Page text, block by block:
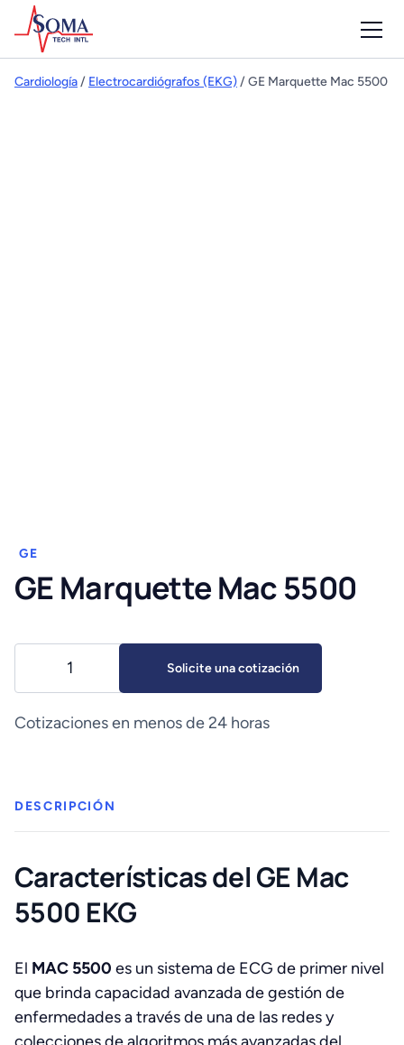
Cardiología/ Electrocardiógrafos (EKG)/ GE Marquette Mac 5500
GE
GE Marquette Mac 5500
Marquette
Mac
5500
Solicite una cotización
Cotizaciones en menos de 24 horas
DESCRIPCIÓN
Características delGE Mac
5500 EKG
El MAC 5500 es un sistema de ECG de primer nivel
que brinda capacidad avanzada de gestión de
enfermedades a través de una de las redes y